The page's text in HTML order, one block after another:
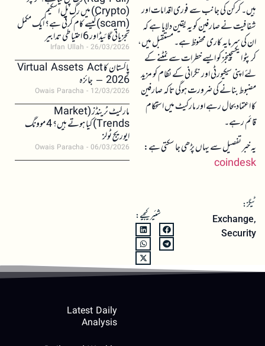
ہیں۔ کرکن کی جانب سے فوری اقدامات اور
شفافیت نے صارفین کو یہ یقین دلایا ہے کہ
ان کی سرمایہ کاری محفوظ ہے۔ مستقبل میں،
کرپٹو ایکسچینجز کو ایسے خطرات سے نمٹنے کے
لئے اپنی سیکیورٹی اور نگرانی کے نظام کو مزید
مضبوط بنانے کی ضرورت ہوگی تاکہ صارفین
کا اعتماد بحال رہے اور مارکیٹ میں استحکام
قائم رہے۔
یہ خبر تفصیل سے یہاں پڑھی جا سکتی ہے:
coindesk
ٹیگز:
Exchange,
Security
شئیر کیجیے:
(Crypto) میں رگ پل اسکیم
(scam)کیسے کام کرتی ہے؟ ایک مکمل
تجزیاتی گائیڈ اور 6 احتیاطی تدابیر
Irfan Ullah 26/03/2026
پاکستان کا Virtual Assets Act
2026 – جائزہ
Owais Paracha 12/03/2026
مارکیٹ ٹرینڈز (Market
Trends) کیا ہوتے ہیں؟ 4 موونگ
ایوریج ٹولز
Owais Paracha 06/03/2026
Latest Daily
Analysis